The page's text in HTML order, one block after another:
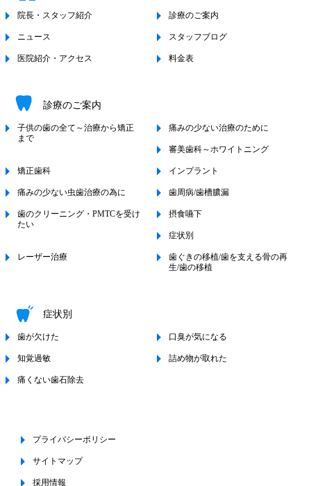
院長・スタッフ紹介 診療のご案内
ニュース スタッフブログ
医院紹介・アクセス 料金表
診療のご案内
子供の歯の全て～治療から矯正
まで
痛みの少ない治療のために
審美歯科～ホワイトニング
矯正歯科 インプラント
痛みの少ない虫歯治療の為に 歯周病/歯槽膿漏
歯のクリーニング・PMTCを受け
たい
摂食嚥下
症状別
レーザー治療
歯ぐきの移植/歯を支える骨の再
生/歯の移植
症状別
歯が欠けた 口臭が気になる
知覚過敏 詰め物が取れた
痛くない歯石除去
プライバシーポリシー
サイトマップ
採用情報